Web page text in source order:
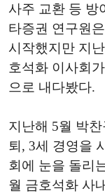
사주 교환 등 방
타증권 연구원
시작했지만 지
호석화 이사회
으로 내다봤다.
지난해 5월 박
퇴, 3세 경영을
회에 눈을 돌리
월 금호석화 사